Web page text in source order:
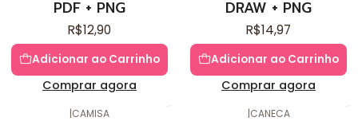
PDF + PNG
R$12,90
Adicionar ao Carrinho
Comprar agora
DRAW + PNG
R$14,97
Adicionar ao Carrinho
Comprar agora
|CAMISA |CANECA